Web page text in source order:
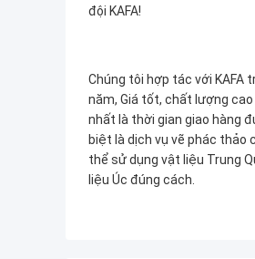
đội KAFA!
Chúng tôi hợp tác với KAFA
năm, Giá tốt, chất lượng
nhất là thời gian giao hàng
biệt là dịch vụ vẽ phác thảo
thể sử dụng vật liệu Trung
liệu Úc đúng cách.